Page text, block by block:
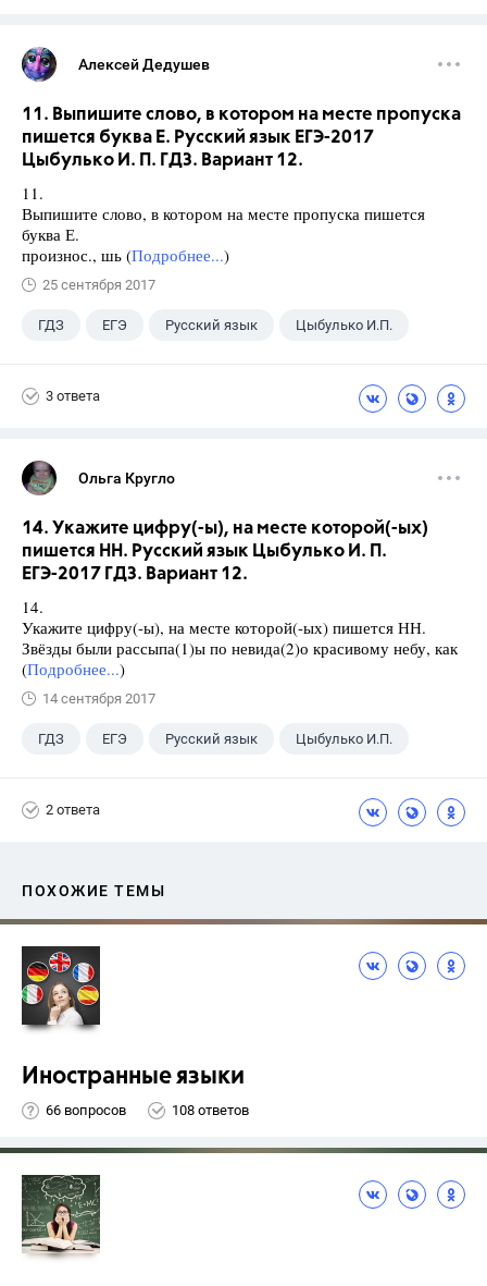
Алексей Дедушев
11. Выпишите слово, в котором на месте пропуска
пишется буква Е. Русский язык ЕГЭ-2017
Цыбулько И. П. ГДЗ. Вариант 12.
11.
Выпишите слово, в котором на месте пропуска пишется
буква Е.
произнос., шь (Подробнее...)
25 сентября 2017
ГДЗ ЕГЭ Русский язык Цыбулько И.П.
3 ответа
Ольга Кругло
14. Укажите цифру(-ы), на месте которой(-ых)
пишется НН. Русский язык Цыбулько И. П.
ЕГЭ-2017 ГДЗ. Вариант 12.
14.
Укажите цифру(-ы), на месте которой(-ых) пишется НН.
Звёзды были рассыпа(1)ы по невида(2)о красивому небу, как
(Подробнее...)
14 сентября 2017
ГДЗ ЕГЭ Русский язык Цыбулько И.П.
2 ответа
ПОХОЖИЕ ТЕМЫ
Иностранные языки
66 вопросов 108 ответов